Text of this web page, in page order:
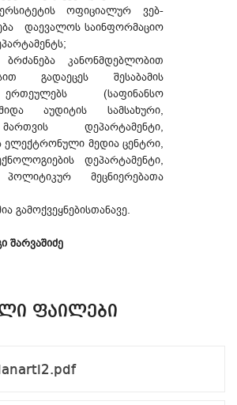
ოფიციალურ ვებ-
დაევალოს საინფორმაციო
კანონმდებლობით
გადაეცეს შესაბამის
(საფინანსო
აუდიტის სამსახური,
დეპარტამენტი,
ელექტრონული მედია ცენტრი,
დეპარტამენტი,
მეცნიერებათა
გამოქვეყნებისთანავე.
ᲤᲐᲘᲚᲔᲑᲘ